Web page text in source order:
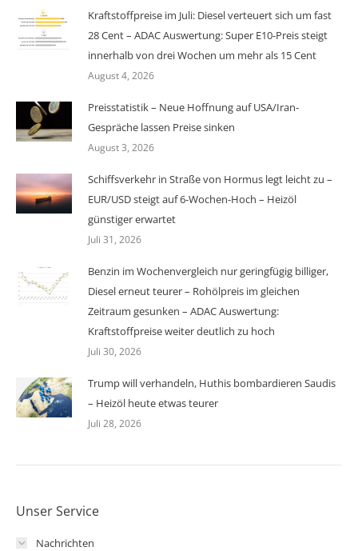
Kraftstoffpreise im Juli: Diesel verteuert sich um fast
28 Cent – ADAC Auswertung: Super E10-Preis steigt
innerhalb von drei Wochen um mehr als 15 Cent
August 4, 2026
Preisstatistik – Neue Hoffnung auf USA/Iran-
Gespräche lassen Preise sinken
August 3, 2026
Schiffsverkehr in Straße von Hormus legt leicht zu –
EUR/USD steigt auf 6-Wochen-Hoch – Heizöl
günstiger erwartet
Juli 31, 2026
Benzin im Wochenvergleich nur geringfügig billiger,
Diesel erneut teurer – Rohölpreis im gleichen
Zeitraum gesunken – ADAC Auswertung:
Kraftstoffpreise weiter deutlich zu hoch
Juli 30, 2026
Trump will verhandeln, Huthis bombardieren Saudis
– Heizöl heute etwas teurer
Juli 28, 2026
Unser Service
Nachrichten